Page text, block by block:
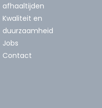
afhaaltijden
Kwaliteit en
duurzaamheid
Jobs
Contact